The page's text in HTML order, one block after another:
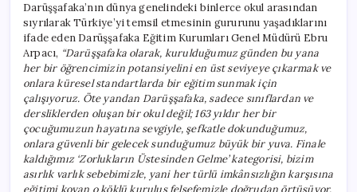
Darüşşafaka’nın dünya genelindeki binlerce okul arasından
sıyrılarak Türkiye’yi temsil etmesinin gururunu yaşadıklarını
ifade eden Darüşşafaka Eğitim Kurumları Genel Müdürü Ebru
Arpacı, “Darüşşafaka olarak, kurulduğumuz günden bu yana
her bir öğrencimizin potansiyelini en üst seviyeye çıkarmak ve
onlara küresel standartlarda bir eğitim sunmak için
çalışıyoruz. Öte yandan Darüşşafaka, sadece sınıflardan ve
dersliklerden oluşan bir okul değil; 163 yıldır her bir
çocuğumuzun hayatına sevgiyle, şefkatle dokunduğumuz,
onlara güvenli bir gelecek sunduğumuz büyük bir yuva. Finale
kaldığımız ‘Zorlukların Üstesinden Gelme’ kategorisi, bizim
asırlık varlık sebebimizle, yani her türlü imkânsızlığın karşısına